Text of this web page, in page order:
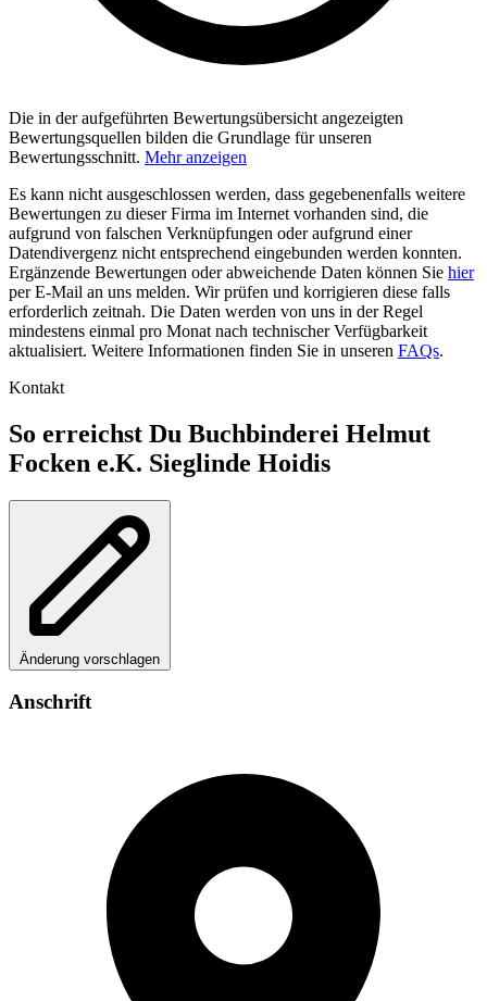
Die in der aufgeführten Bewertungsübersicht angezeigten
Bewertungsquellen bilden die Grundlage für unseren
Bewertungsschnitt. Mehr anzeigen
Es kann nicht ausgeschlossen werden, dass gegebenenfalls weitere
Bewertungen zu dieser Firma im Internet vorhanden sind, die
aufgrund von falschen Verknüpfungen oder aufgrund einer
Datendivergenz nicht entsprechend eingebunden werden konnten.
Ergänzende Bewertungen oder abweichende Daten können Sie hier
per E-Mail an uns melden. Wir prüfen und korrigieren diese falls
erforderlich zeitnah. Die Daten werden von uns in der Regel
mindestens einmal pro Monat nach technischer Verfügbarkeit
aktualisiert. Weitere Informationen finden Sie in unseren FAQs.
Kontakt
So erreichst Du Buchbinderei Helmut
Focken e.K. Sieglinde Hoidis
Änderung vorschlagen
Anschrift